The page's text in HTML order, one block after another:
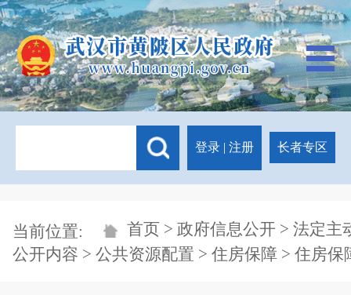
登录 | 注册 长者专区
当前位置: 首页 > 政府信息公开 > 法定主
公开内容 > 公共资源配置 > 住房保障> 住房保